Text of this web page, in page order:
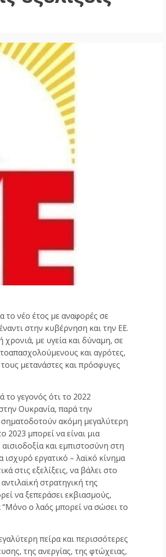
το νέο έτος με αναφορές σε
στην κυβέρνηση και την ΕΕ.
με υγεία και δύναμη, σε
και αγρότες,
μετανάστες και πρόσφυγες
το γεγονός ότι το 2022
Ουκρανία, παρά την
σηματοδοτούν ακόμη μεγαλύτερη
2023 μπορεί να είναι μια
και εμπιστοσύνη στη
εργατικό – λαϊκό κίνημα
στις εξελίξεις, να βάλει στο
στρατηγική της
να ξεπεράσει εκβιασμούς,
“Μόνο ο λαός μπορεί να σώσει το
πείρα και περισσότερες
της ανεργίας, της φτώχειας,